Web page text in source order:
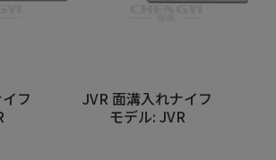
フ
JVR 面溝入れナイフ
モデル: JVR